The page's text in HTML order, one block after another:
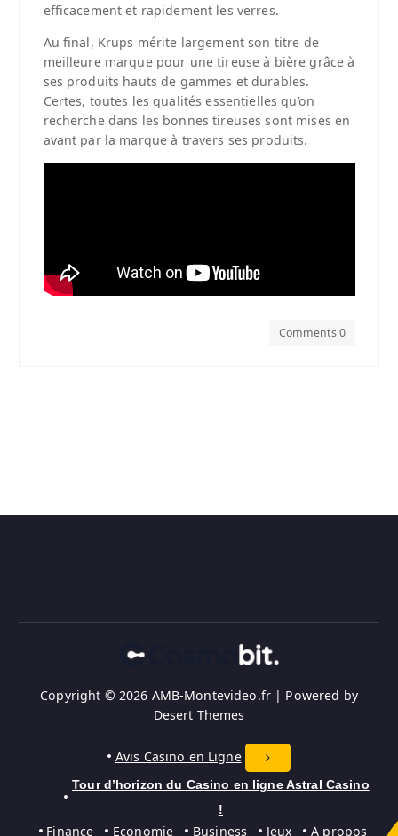
efficacement et rapidement les verres.
Au final, Krups mérite largement son titre de
meilleure marque pour une tireuse à bière grâce à
ses produits hauts de gammes et durables.
Certes, toutes les qualités essentielles qu’on
recherche dans les bonnes tireuses sont mises en
avant par la marque à travers ses produits.
Comments 0
Copyright © 2026 AMB-Montevideo.fr | Powered by
Desert Themes
Avis Casino en Ligne
Tour d’horizon du Casino en ligne Astral Casino
!
Finance Economie Business Jeux A propos